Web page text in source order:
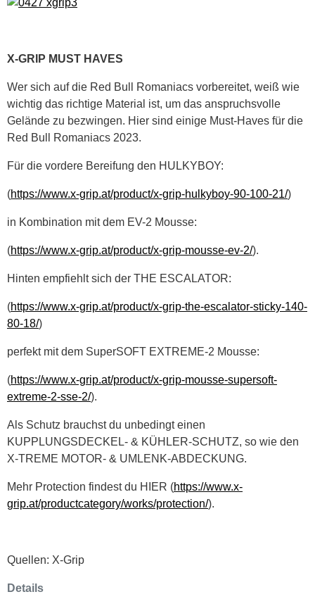
X-GRIP MUST HAVES
Wer sich auf die Red Bull Romaniacs vorbereitet, weiß wie
wichtig das richtige Material ist, um das anspruchsvolle
Gelände zu bezwingen. Hier sind einige Must-Haves für die
Red Bull Romaniacs 2023.
Für die vordere Bereifung den HULKYBOY:
(https://www.x-grip.at/product/x-grip-hulkyboy-90-100-21/)
in Kombination mit dem EV-2 Mousse:
(https://www.x-grip.at/product/x-grip-mousse-ev-2/).
Hinten empfiehlt sich der THE ESCALATOR:
(https://www.x-grip.at/product/x-grip-the-escalator-sticky-140-
80-18/)
perfekt mit dem SuperSOFT EXTREME-2 Mousse:
(https://www.x-grip.at/product/x-grip-mousse-supersoft-
extreme-2-sse-2/).
Als Schutz brauchst du unbedingt einen
KUPPLUNGSDECKEL- & KÜHLER-SCHUTZ, so wie den
X-TREME MOTOR- & UMLENK-ABDECKUNG.
Mehr Protection findest du HIER (https://www.x-
grip.at/productcategory/works/protection/).
Quellen: X-Grip
Details